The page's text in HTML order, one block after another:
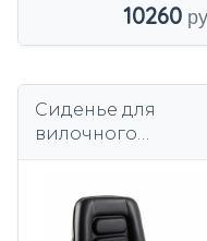
10260
Сиденье для
вилочного
рычагом,
профилированное